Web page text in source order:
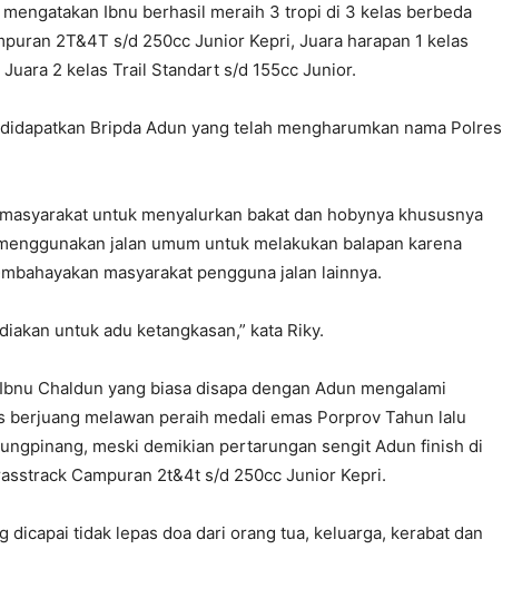
Ibnu berhasil meraih 3 tropi di 3 kelas berbeda
2T&4T s/d 250cc Junior Kepri, Juara harapan 1 kelas
2 kelas Trail Standart s/d 155cc Junior.
Bripda Adun yang telah mengharumkan nama Polres
untuk menyalurkan bakat dan hobynya khususnya
jalan umum untuk melakukan balapan karena
masyarakat pengguna jalan lainnya.
untuk adu ketangkasan,” kata Riky.
Chaldun yang biasa disapa dengan Adun mengalami
berjuang melawan peraih medali emas Porprov Tahun lalu
meski demikian pertarungan sengit Adun finish di
Campuran 2t&4t s/d 250cc Junior Kepri.
dicapai tidak lepas doa dari orang tua, keluarga, kerabat dan